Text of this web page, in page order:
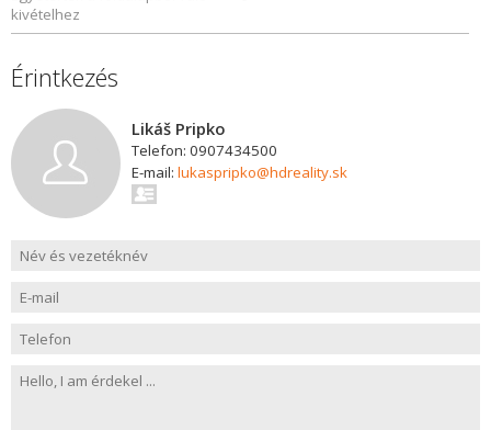
kivételhez
Érintkezés
Likáš Pripko
Telefon: 0907434500
E-mail: lukaspripko@hdreality.sk